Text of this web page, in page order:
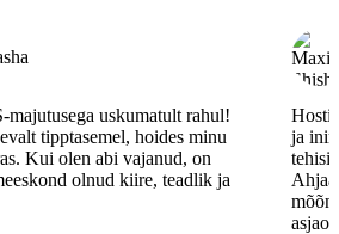
uskumatult rahul!
tipptasemel, hoides minu
Kui olen abi vajanud, on
olnud kiire, teadlik ja
ja